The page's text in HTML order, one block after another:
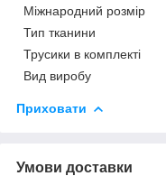
Міжнародний розмір
Тип тканини
Трусики в комплекті
Вид виробу
Приховати
Умови доставки